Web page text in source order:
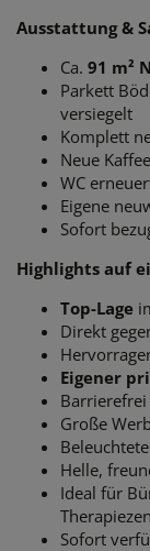
Ausstattung &
Ca. 91 m²
Parkett
versiegelt
Komplett
Neue
WC
Eigene
Sofort
Highlights auf
Top-Lage
Direkt
Eigener
Große
Helle,
Ideal für
Sofort